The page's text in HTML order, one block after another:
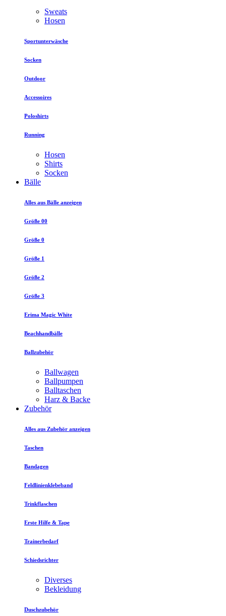
Sweats
Hosen
Sportunterwäsche
Socken
Outdoor
Accessoires
Poloshirts
Running
Hosen
Shirts
Socken
Bälle
Alles aus Bälle anzeigen
Größe 00
Größe 0
Größe 1
Größe 2
Größe 3
Erima Magic White
Beachhandbälle
Ballzubehör
Ballwagen
Ballpumpen
Balltaschen
Harz & Backe
Zubehör
Alles aus Zubehör anzeigen
Taschen
Bandagen
Feldlinienklebeband
Trinkflaschen
Erste Hilfe & Tape
Trainerbedarf
Schiedsrichter
Diverses
Bekleidung
Duschzubehör